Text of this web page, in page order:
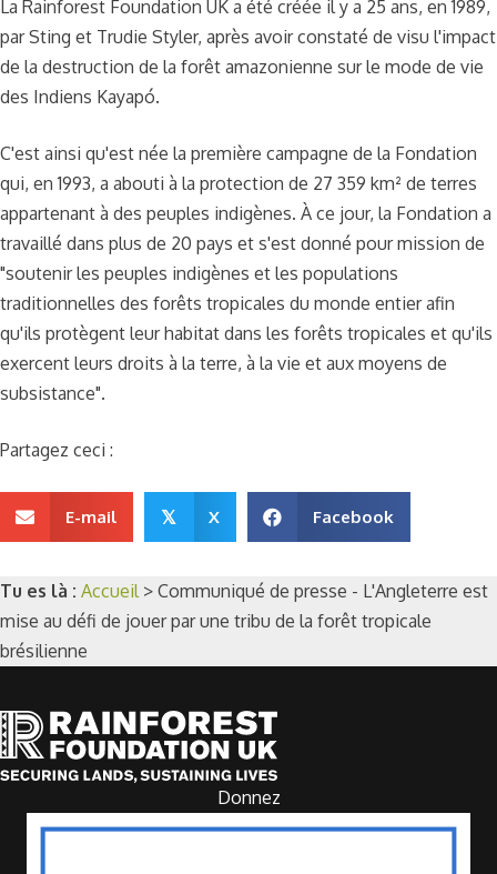
La Rainforest Foundation UK a été créée il y a 25 ans, en 1989,
par Sting et Trudie Styler, après avoir constaté de visu l'impact
de la destruction de la forêt amazonienne sur le mode de vie
des Indiens Kayapó.
C'est ainsi qu'est née la première campagne de la Fondation
qui, en 1993, a abouti à la protection de 27 359 km² de terres
appartenant à des peuples indigènes. À ce jour, la Fondation a
travaillé dans plus de 20 pays et s'est donné pour mission de
"soutenir les peuples indigènes et les populations
traditionnelles des forêts tropicales du monde entier afin
qu'ils protègent leur habitat dans les forêts tropicales et qu'ils
exercent leurs droits à la terre, à la vie et aux moyens de
subsistance".
Partagez ceci :
E-mail 𝕏 X Facebook
Tu es là : Accueil > Communiqué de presse - L'Angleterre est
mise au défi de jouer par une tribu de la forêt tropicale
brésilienne
Donnez